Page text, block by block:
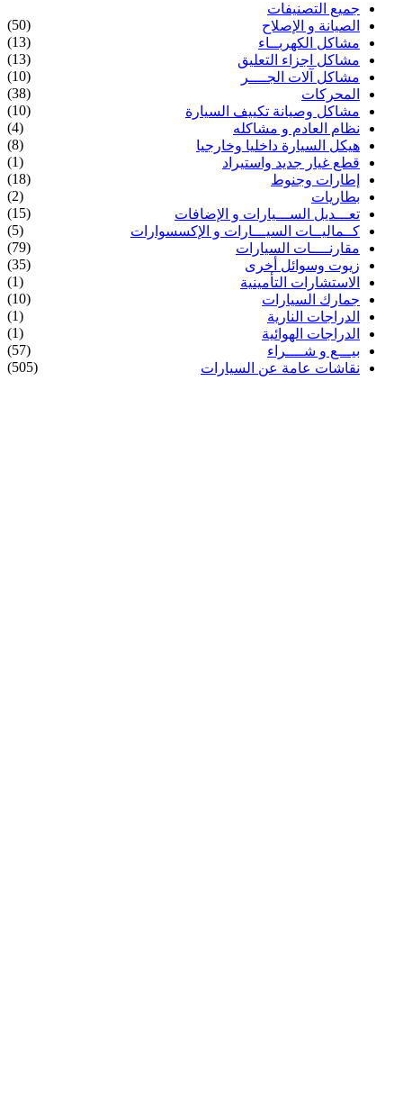
جميع التصنيفات
الصيانة و الإصلاح
(50)
مشاكل الكهربــاء
(13)
مشاكل اجزاء التعليق
(13)
مشاكل آلات الجــــر
(10)
المحركات
(38)
مشاكل وصيانة تكييف السيارة
(10)
نظام العادم و مشاكله
(4)
هيكل السيارة داخليا وخارجيا
(8)
قطع غيار جديد واستيراد
(1)
إطارات وجنوط
(18)
بطاريات
(2)
تعـــديل الســـيارات و الإضافات
(15)
كــماليــات السيـــارات و الإكسسوارات
(5)
مقارنــــات السيارات
(79)
زيوت وسوائل أخرى
(35)
الاستشارات التأمينية
(1)
جمارك السيارات
(10)
الدراجات النارية
(1)
الدراجات الهوائية
(1)
بيـــع و شــــراء
(57)
نقاشات عامة عن السيارات
(505)